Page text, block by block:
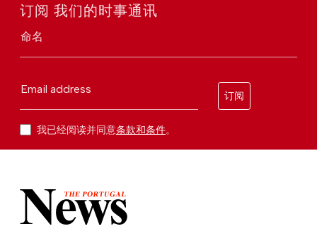
订阅 我们的时事通讯
命名
Email address
订阅
我已经阅读并同意条款和条件。